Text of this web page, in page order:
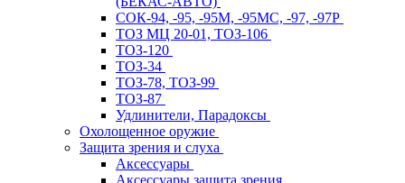
СОК-94, -95, -95М, -95МС, -97, -97Р
ТОЗ МЦ 20-01, ТОЗ-106
ТОЗ-120
ТОЗ-34
ТОЗ-78, ТОЗ-99
ТОЗ-87
Удлинители, Парадоксы
Охолощенное оружие
Защита зрения и слуха
Аксессуары
Аксессуары защита зрения